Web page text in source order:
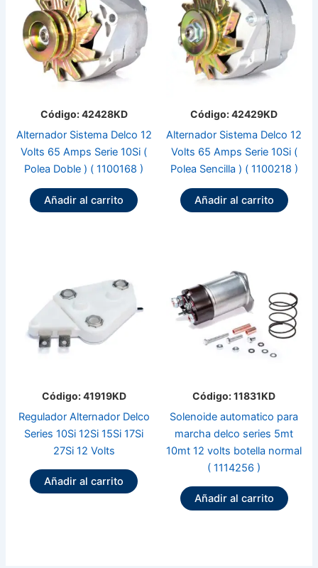
Código: 42428KD
Alternador Sistema Delco 12
Volts 65 Amps Serie 10Si (
Polea Doble ) ( 1100168 )
Añadir al carrito
Código: 42429KD
Alternador Sistema Delco 12
Volts 65 Amps Serie 10Si (
Polea Sencilla ) ( 1100218 )
Añadir al carrito
Código: 41919KD
Regulador Alternador Delco
Series 10Si 12Si 15Si 17Si
27Si 12 Volts
Añadir al carrito
Código: 11831KD
Solenoide automatico para
marcha delco series 5mt
10mt 12 volts botella normal
( 1114256 )
Añadir al carrito